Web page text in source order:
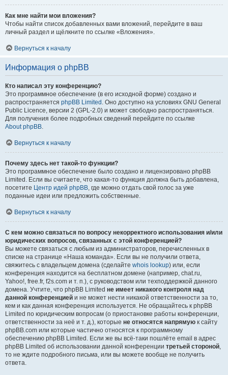
Как мне найти мои вложения?
Чтобы найти список добавленных вами вложений, перейдите в ваш
личный раздел и щёлкните по ссылке «Вложения».
Вернуться к началу
Информация о phpBB
Кто написал эту конференцию?
Это программное обеспечение (в его исходной форме) создано и
распространяется phpBB Limited . Оно доступно на условиях GNU General
Public Licence, версии 2 (GPL-2.0) и может свободно распространяться.
Для получения более подробных сведений перейдите по ссылке
About phpBB.
Вернуться к началу
Почему здесь нет такой-то функции?
Это программное обеспечение было создано и лицензировано phpBB
Limited. Если вы считаете, что какая-то функция должна быть добавлена,
посетите Центр идей phpBB, где можно отдать свой голос за уже
поданные идеи или предложить собственные.
Вернуться к началу
С кем можно связаться по вопросу некорректного использования и/или
юридических вопросов, связанных с этой конференцией?
Вы можете связаться с любым из администраторов, перечисленных в
списке на странице «Наша команда». Если вы не получили ответа,
свяжитесь с владельцем домена (сделайте whois lookup) или, если
конференция находится на бесплатном домене (например, chat.ru,
Yahoo!, free.fr, f2s.com и т. п.), с руководством или техподдержкой данного
домена. Учтите, что phpBB Limited не имеет никакого контроля над
данной конференцией и не может нести никакой ответственности за то,
кем и как данная конференция используется. Не обращайтесь к phpBB
Limited по юридическим вопросам (о приостановке работы конференции,
ответственности за неё и т. д.), которые не относятся напрямую к сайту
phpBB.com или которые частично относятся к программному
обеспечению phpBB Limited. Если же вы всё-таки пошлёте email в адрес
phpBB Limited об использовании данной конференции третьей стороной,
то не ждите подробного письма, или вы можете вообще не получить
ответа.